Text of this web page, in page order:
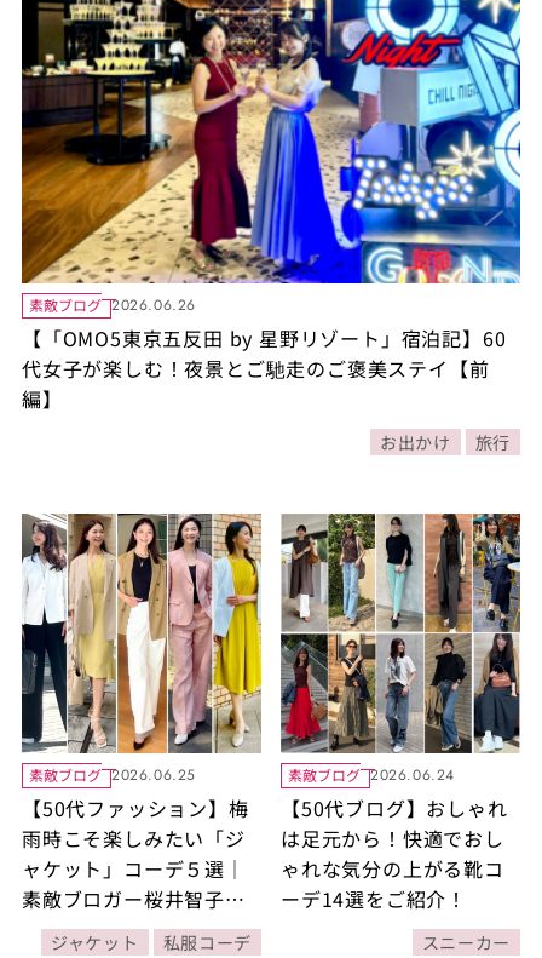
素敵ブログ 2026.06.26
【「OMO5東京五反田 by 星野リゾート」宿泊記】60
代女子が楽しむ！夜景とご馳走のご褒美ステイ【前
編】
お出かけ 旅行
素敵ブログ 2026.06.25
【50代ファッション】梅
雨時こそ楽しみたい「ジ
ャケット」コーデ５選｜
素敵ブロガー桜井智子さ
ん ジャケット 私服コーデ
素敵ブログ 2026.06.24
【50代ブログ】おしゃれ
は足元から！快適でおし
ゃれな気分の上がる靴コ
ーデ14選をご紹介！
スニーカー